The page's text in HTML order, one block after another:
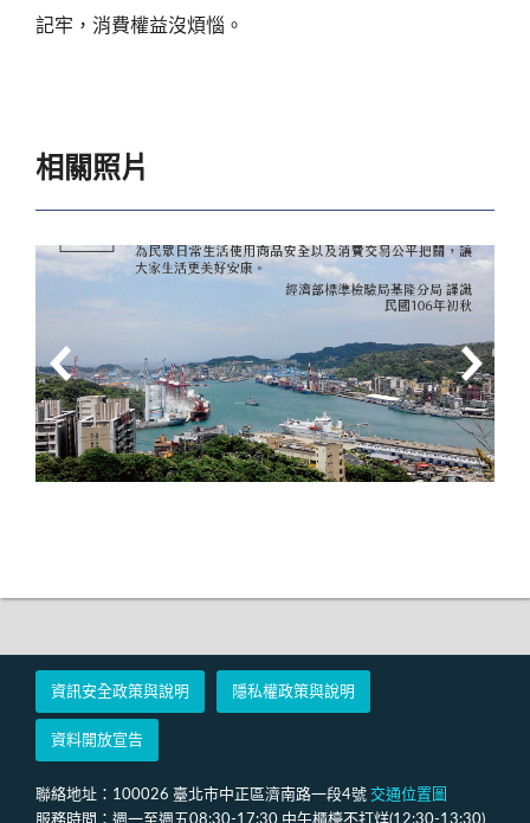
記牢，消費權益沒煩惱。
相關照片
資訊安全政策與說明 隱私權政策與說明
資料開放宣告
聯絡地址：100026 臺北市中正區濟南路一段4號 交通位置圖